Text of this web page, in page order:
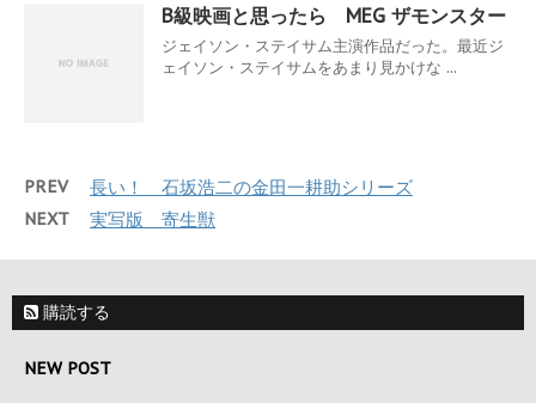
B級映画と思ったら MEG ザモンスター
ジェイソン・ステイサム主演作品だった。最近ジ
ェイソン・ステイサムをあまり見かけな ...
PREV 長い！ 石坂浩二の金田一耕助シリーズ
NEXT 実写版 寄生獣
購読する
NEW POST